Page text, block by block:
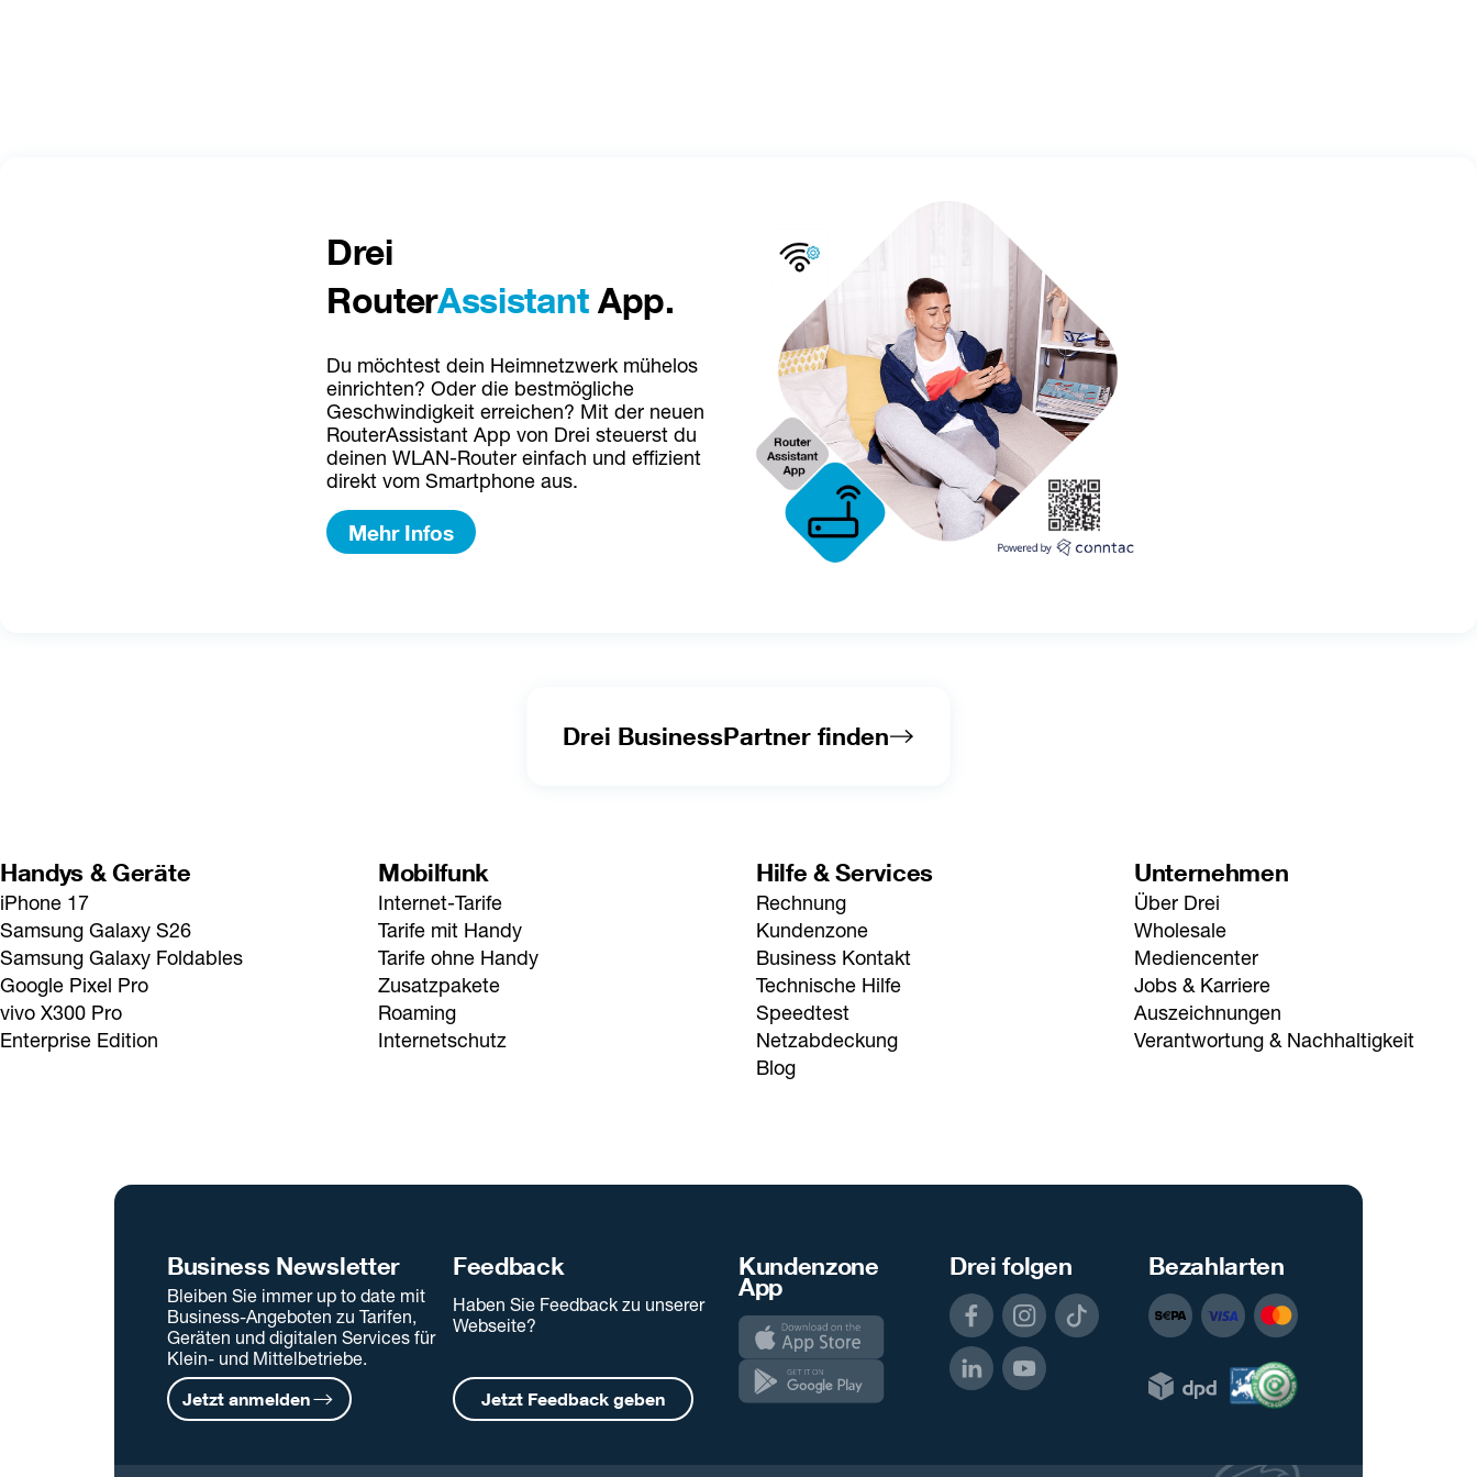
Drei
RouterAssistant App.
Du möchtest dein Heimnetzwerk mühelos
einrichten? Oder die bestmögliche
Geschwindigkeit erreichen? Mit der neuen
RouterAssistant App von Drei steuerst du
deinen WLAN-Router einfach und effizient
direkt vom Smartphone aus.
Mehr Infos
Drei BusinessPartner finden
Handys & Geräte
iPhone 17
Samsung Galaxy S26
Samsung Galaxy Foldables
Google Pixel Pro
vivo X300 Pro
Enterprise Edition
Mobilfunk
Internet-Tarife
Tarife mit Handy
Tarife ohne Handy
Zusatzpakete
Roaming
Internetschutz
Hilfe & Services
Rechnung
Kundenzone
Business Kontakt
Technische Hilfe
Speedtest
Netzabdeckung
Blog
Unternehmen
Über Drei
Wholesale
Mediencenter
Jobs & Karriere
Auszeichnungen
Verantwortung & Nachhaltigkeit
Business Newsletter
Bleiben Sie immer up to date mit
Business-Angeboten zu Tarifen,
Geräten und digitalen Services für
Klein- und Mittelbetriebe.
Jetzt anmelden
Feedback
Haben Sie Feedback zu unserer
Webseite?
Jetzt Feedback geben
Kundenzone
App
Drei folgen Bezahlarten